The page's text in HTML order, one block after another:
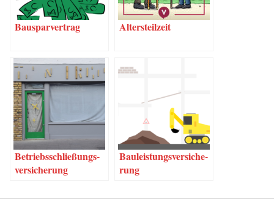
Bau­spar­ver­trag Alters­teil­zeit
Betriebs­schlie­ßungs­
ver­si­che­rung
Bau­leis­tungs­ver­si­che­
rung